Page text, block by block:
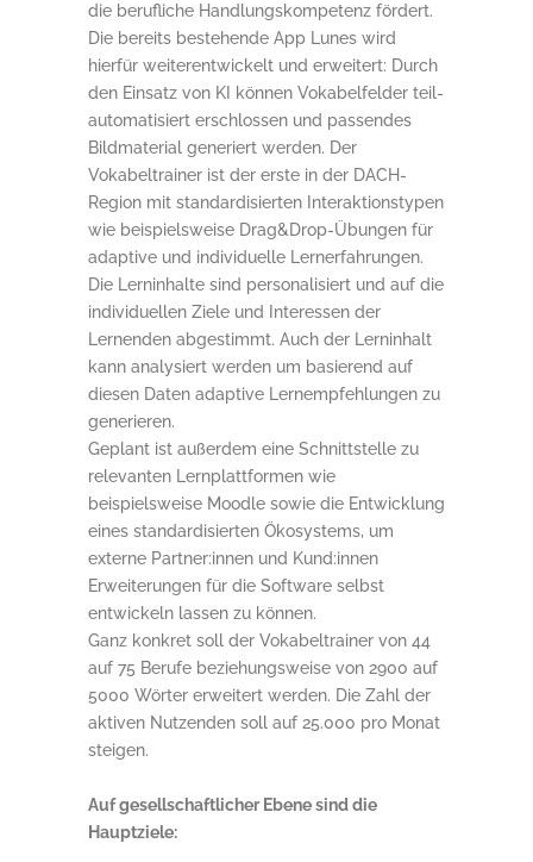
die berufliche Handlungskompetenz fördert.
Die bereits bestehende App Lunes wird
hierfür weiterentwickelt und erweitert: Durch
den Einsatz von KI können Vokabelfelder teil-
automatisiert erschlossen und passendes
Bildmaterial generiert werden. Der
Vokabeltrainer ist der erste in der DACH-
Region mit standardisierten Interaktionstypen
wie beispielsweise Drag&Drop-Übungen für
adaptive und individuelle Lernerfahrungen.
Die Lerninhalte sind personalisiert und auf die
individuellen Ziele und Interessen der
Lernenden abgestimmt. Auch der Lerninhalt
kann analysiert werden um basierend auf
diesen Daten adaptive Lernempfehlungen zu
generieren.
Geplant ist außerdem eine Schnittstelle zu
relevanten Lernplattformen wie
beispielsweise Moodle sowie die Entwicklung
eines standardisierten Ökosystems, um
externe Partner:innen und Kund:innen
Erweiterungen für die Software selbst
entwickeln lassen zu können.
Ganz konkret soll der Vokabeltrainer von 44
auf 75 Berufe beziehungsweise von 2900 auf
5000 Wörter erweitert werden. Die Zahl der
aktiven Nutzenden soll auf 25.000 pro Monat
steigen.
Auf gesellschaftlicher Ebene sind die
Hauptziele: